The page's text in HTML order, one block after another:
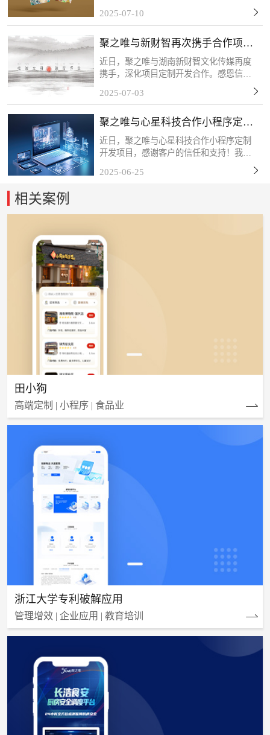
目将于近期上线，该活动以“一物一码”技
码，消费者扫码后可...
2025-07-10
聚之唯与新财智再次携手合作项目
定制开发
近日，聚之唯与湖南新财智文化传媒再度
携手，深化项目定制开发合作。感恩信任
筑长期共赢！关于新财智湖南新财智文化
服务企业。自成立以来...
2025-07-03
聚之唯与心星科技合作小程序定制
开发项目
近日，聚之唯与心星科技合作小程序定制
开发项目，感谢客户的信任和支持！我们
价值」的理念，深度挖掘客户需求，打磨
2025-06-25
相关案例
田小狗
高端定制 | 小程序 | 食品业
浙江大学专利破解应用
管理增效 | 企业应用 | 教育培训